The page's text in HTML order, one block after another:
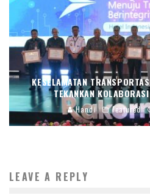
KESELAMATAN
TEKANKAN
Handi Featured
LEAVE A REPLY